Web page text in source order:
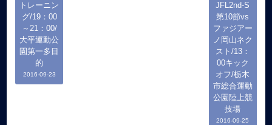
トレーニン
グ/19：00
～21：00/
大平運動公
園第一多目
的
2016-09-23
JFL2nd-S
第10節vs
ファジアー
ノ岡山ネク
スト/13：
00キック
オフ/栃木
市総合運動
公園陸上競
技場
2016-09-25